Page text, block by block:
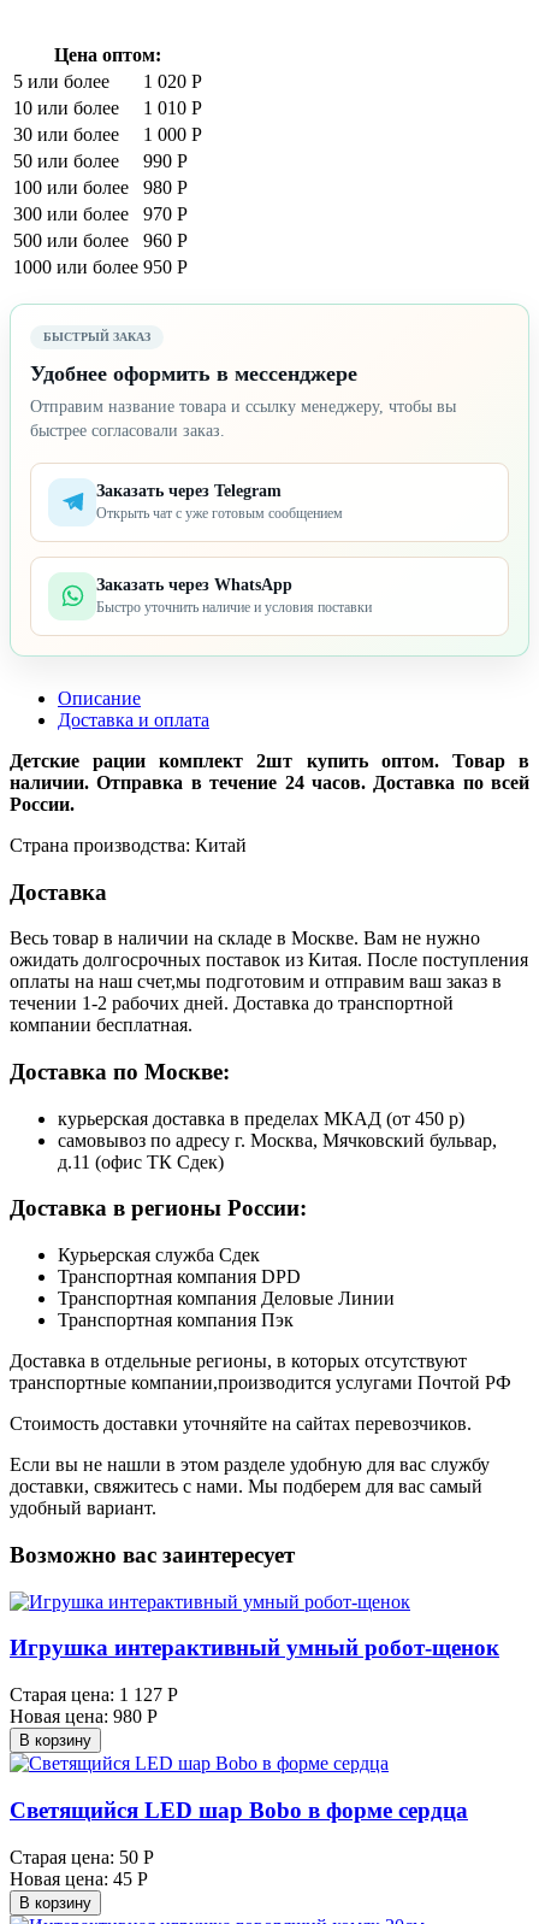
Цена оптом:
5 или более
1 020 Р
10 или более
1 010 Р
30 или более
1 000 Р
50 или более
990 Р
100 или более
980 Р
300 или более
970 Р
500 или более
960 Р
1000 или более 950 Р
БЫСТРЫЙ ЗАКАЗ
Удобнее оформить в мессенджере
Отправим название товара и ссылку менеджеру, чтобы вы
быстрее согласовали заказ.
Заказать через Telegram
Открыть чат с уже готовым сообщением
Заказать через WhatsApp
Быстро уточнить наличие и условия поставки
Описание
Доставка и оплата
Детские рации комплект 2шт купить оптом. Товар в
наличии. Отправка в течение 24 часов. Доставка по всей
России.
Страна производства: Китай
Доставка
Весь товар в наличии на складе в Москве. Вам не нужно
ожидать долгосрочных поставок из Китая. После поступления
оплаты на наш счет,мы подготовим и отправим ваш заказ в
течении 1-2 рабочих дней. Доставка до транспортной
компании бесплатная.
Доставка по Москве:
курьерская доставка в пределах МКАД (от 450 р)
самовывоз по адресу г. Москва, Мячковский бульвар,
д.11 (офис ТК Сдек)
Доставка в регионы России:
Курьерская служба Сдек
Транспортная компания DPD
Транспортная компания Деловые Линии
Транспортная компания Пэк
Доставка в отдельные регионы, в которых отсутствуют
транспортные компании,производится услугами Почтой РФ
Стоимость доставки уточняйте на сайтах перевозчиков.
Если вы не нашли в этом разделе удобную для вас службу
доставки, свяжитесь с нами. Мы подберем для вас самый
удобный вариант.
Возможно вас заинтересует
Игрушка интерактивный умный робот-щенок
Старая цена: 1 127 Р
Новая цена: 980 Р
В корзину
Светящийся LED шар Bobo в форме сердца
Старая цена: 50 Р
Новая цена: 45 Р
В корзину